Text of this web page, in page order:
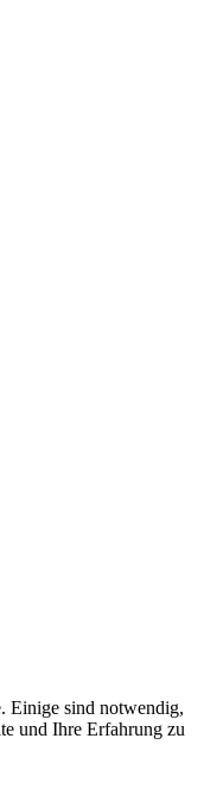
Einige sind notwendig,
und Ihre Erfahrung zu